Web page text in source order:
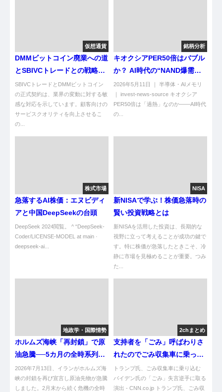
仮想通貨
DMMビットコイン廃業への道
とSBIVCトレードとの戦略的
提携
SBIVCトレードとDMMビットコイン
の正式契約は、業界の変動に対する敏
感な対応を示しています。顧客向けの
サービスクオリティを向上させるこ
の...
銘柄分析
キオクシアPER50倍はバブル
か？ AI時代の“NAND爆需
給”を徹底検証
2026年5月11日 ｜ 半導体・AIメモリ
｜ invest-news-source キオクシア
PER50倍は「過熱」なのか——AI時代
の...
株式市場
急落するAI株価：エヌビディ
アと中国DeepSeekの台頭
DeepSeek 2024閲覧。 ^ “DeepSeek-
Coder/LICENSE-MODEL at main ·
deepseek-ai...
NISA
新NISAで学ぶ！株価急落時の
賢い投資戦略とは
新NISAを活用した投資は、長期的な
視野に立って考えることが成功の鍵で
す。特に株価が急落したときこそ、冷
静に市場を見極めることが重要。つみ
た...
地政学・国際情勢
ホルムズ海峡「再封鎖」で原
油急騰──5カ月の全時系列と
今後の3シナリオを図解で整
理【地政学リスクウォッチ】
2026年7月13日、イランがホルムズ海
峡の封鎖を再び宣言し原油先物が急騰
しました。2月末から続く危機の全時
2chまとめ
支持者を「ごみ」呼ばわりさ
れたのでごみ収集車に乗って
選挙活動するトランプ氏
トランプ氏、ごみ収集車に乗り込む
バイデン氏の「ごみ」失言逆手に取る
演出 - CNN.co.jp トランプ氏、ごみ収